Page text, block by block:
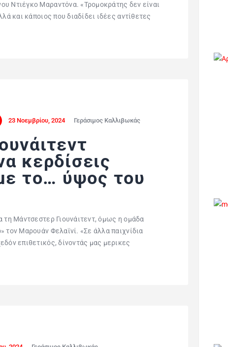
Ντιέγκο Μαραντόνα. «Τρομοκράτης δεν είναι
και κάποιος που διαδίδει ιδέες αντίθετες
23 Νοεμβρίου, 2024 Γεράσιμος Καλλιβωκάς
κερδίσεις
το… ύψος του
Μάντσεστερ Γιουνάιτεντ, όμως η ομάδα
τον Μαρουάν Φελαϊνί. «Σε άλλα παιχνίδια
επιθετικός, δίνοντάς μας μερικες